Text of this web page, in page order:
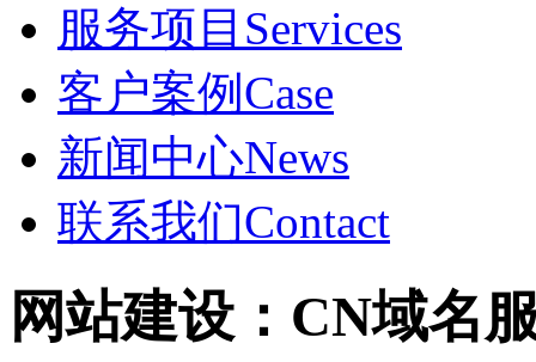
服务项目 Services
客户案例 Case
新闻中心News
联系我们Contact
网站建设：CN域名